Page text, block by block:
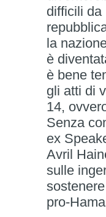
difficili da
la
è
è bene
gli atti di
14,
Senza
ex
Avril
sulle
pro-